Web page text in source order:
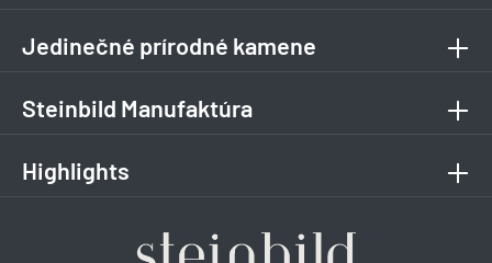
Jedinečné prírodné kamene
Steinbild Manufaktúra
Highlights